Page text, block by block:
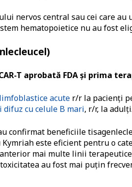
nervos central sau cei care
hematopoietice nu au fost
T aprobată FDA și prima
acute r/r la pacienți
cu celule B mari, r/r, la adulți.
confirmat beneficiile
este eficient pentru o
mai multe linii
au fost mai puțin